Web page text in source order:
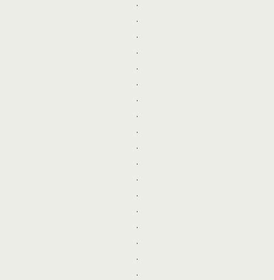
.
.
.
.
.
.
.
.
.
.
.
.
.
.
.
.
.